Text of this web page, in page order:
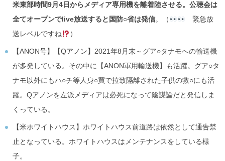
米東部時間9月4日からメディア専用機を離着陸させる。公聴会は
全てオープンでlive放送すると国防○省は発信。（
緊急放
送レベルですね
）
【ANON号】【Qアノン】2021年8月末～グア○タナモへの輸送機
が多発している。その中に【ANON軍用輸送機】も活躍。グア○タ
ナモ以外にもハ○チ等人身○買で拉致隔離された子供の救○にも活
躍。Qアノンを左派メディアは必死になって陰謀論だと発信しま
くっている。
【米ホワイトハウス】ホワイトハウス前道路は依然として通告禁
止となっている。ホワイトハウスはメンテナンスをしている様
子。